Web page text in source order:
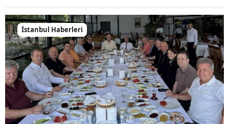
İstanbul Haberleri